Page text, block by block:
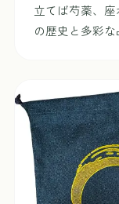
立てば芍薬、
の歴史と多彩な